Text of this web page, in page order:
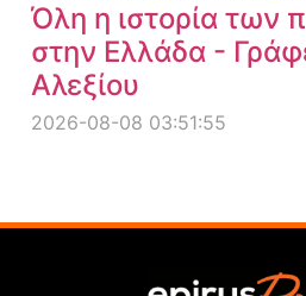
Όλη η ιστορία των
στην Ελλάδα -
Αλεξίου
2026-08-08 03:51:55